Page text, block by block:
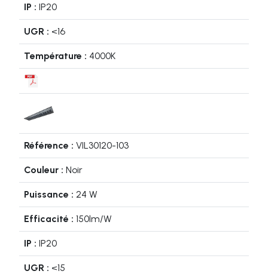
IP20
<16
4000K
VIL30120-103
Noir
24 W
150lm/W
IP20
<15